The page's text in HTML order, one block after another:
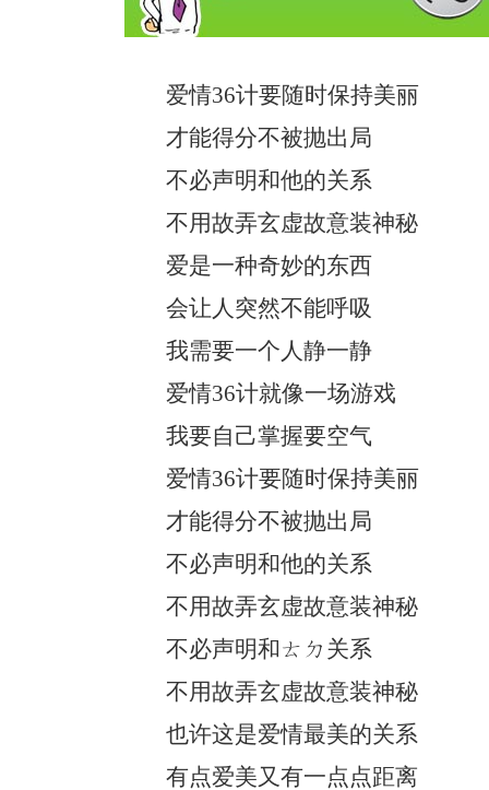
爱情36计要随时保持美丽
才能得分不被抛出局
不必声明和他的关系
不用故弄玄虚故意装神秘
爱是一种奇妙的东西
会让人突然不能呼吸
我需要一个人静一静
爱情36计就像一场游戏
我要自己掌握要空气
爱情36计要随时保持美丽
才能得分不被抛出局
不必声明和他的关系
不用故弄玄虚故意装神秘
不必声明和ㄊㄉ关系
不用故弄玄虚故意装神秘
也许这是爱情最美的关系
有点爱美又有一点点距离